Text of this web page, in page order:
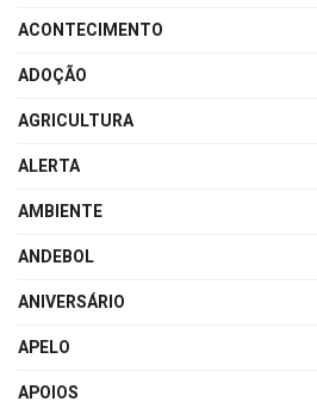
ACONTECIMENTO
ADOÇÃO
AGRICULTURA
ALERTA
AMBIENTE
ANDEBOL
ANIVERSÁRIO
APELO
APOIOS